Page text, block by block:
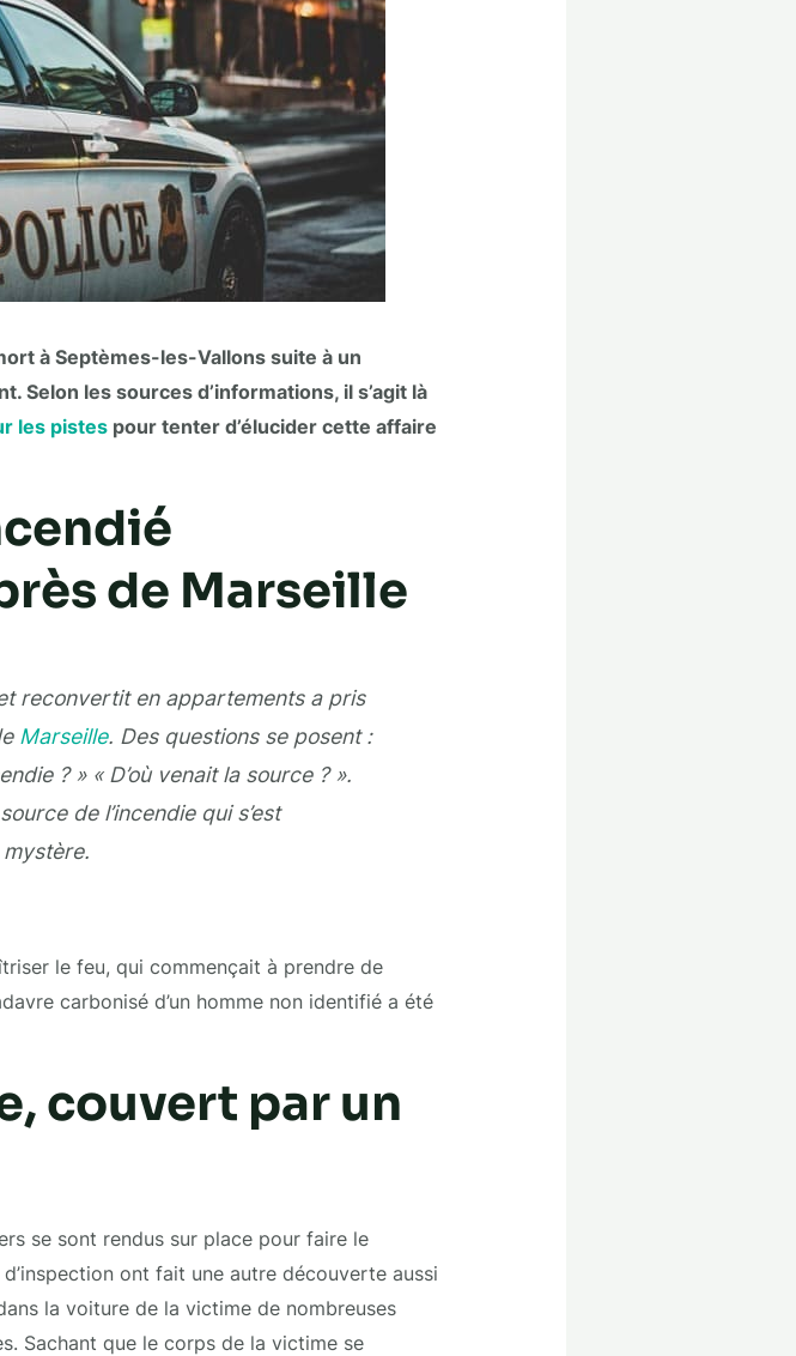
à Septèmes-les-Vallons suite à un
Selon les sources d’informations, il s’agit là
les pistespour tenter d’élucider cette affaire
de Marseille
reconvertit en appartements a pris
Marseille. Des questions se posent :
? » « D’où venait la source ? ».
de l’incendie qui s’est
le feu, qui commençait à prendre de
carbonisé d’un homme non identifié a été
couvert par un
se sont rendus sur place pour faire le
ont fait une autre découverte aussi
la voiture de la victime de nombreuses
Sachant que le corps de la victime se